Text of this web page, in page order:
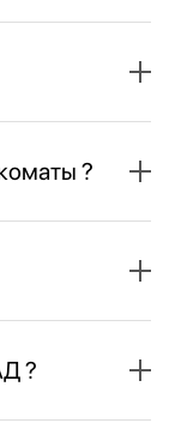
?
?